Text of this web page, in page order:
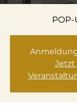
POP-
Jetzt